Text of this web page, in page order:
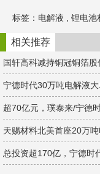
a
t
标签： 电解液 锂电池
相关推荐
国轩高科减持铜冠铜箔
宁德时代30万吨电解液
超70亿元，璞泰来/宁德
天赐材料北美首座20万
总投资超170亿，宁德时